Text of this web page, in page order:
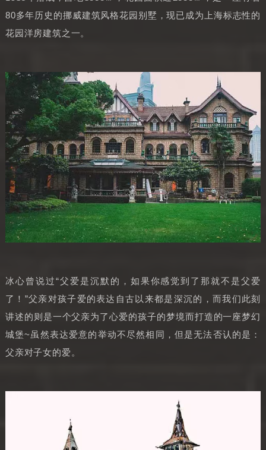
80多年历史的挪威建筑风格花园别墅，现已成为上海标志性的
花园洋房建筑之一。
冰心曾说过“父爱是沉默的，如果你感觉到了那就不是父爱
了！”父亲对孩子爱的表达自古以来都是深沉的，而我们此刻
讲述的则是一个父亲为了心爱的孩子的梦境而打造的一座梦幻
城堡~虽然表达爱意的举动不尽然相同，但是无法否认的是：
父亲对子女的爱。